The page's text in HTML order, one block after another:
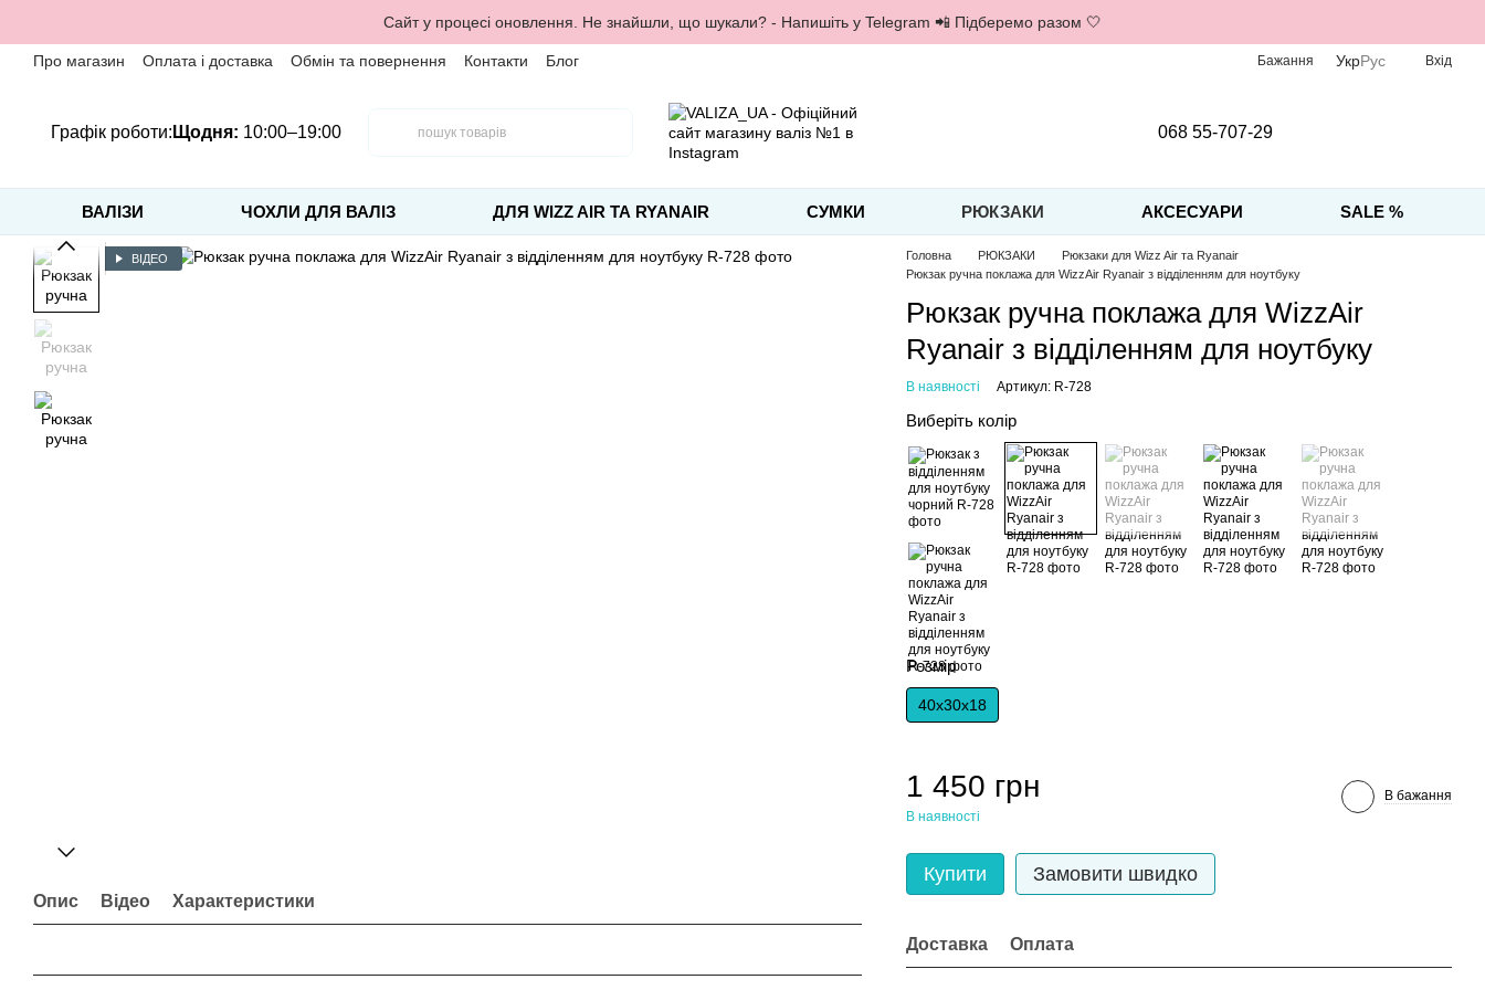
Сайт у процесі оновлення. Не знайшли, що шукали? - Напишіть у Telegram 📲 Підберемо разом 🤍
Про магазин Оплата і доставка Обмін та повернення Контакти Блог Бажання УкрРус Вхід
Графік роботи: Щодня: 10:00–19:00 068 55-707-29
ВАЛІЗИ ЧОХЛИ ДЛЯ ВАЛІЗ ДЛЯ WIZZ AIR ТА RYANAIR СУМКИ РЮКЗАКИ АКСЕСУАРИ SALE %
ВІДЕО
Опис Відео Характеристики
Головна РЮКЗАКИ
Рюкзаки для Wizz Air та Ryanair
Рюкзак ручна поклажа для WizzAir Ryanair з відділенням для ноутбуку
Рюкзак ручна поклажа для WizzAir
Ryanair з відділенням для ноутбуку
В наявності Артикул: R-728
Виберіть колір
Розмір
40х30х18
1 450 грн
В наявності
В бажання
Купити Замовити швидко
Доставка Оплата